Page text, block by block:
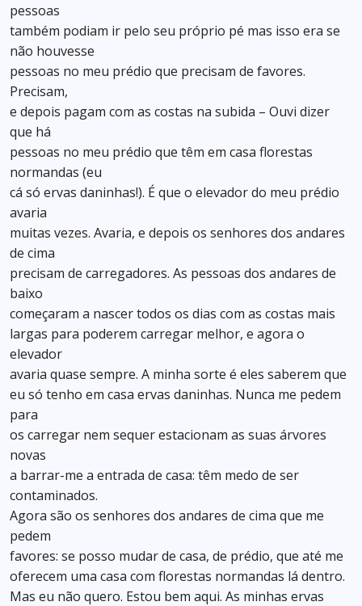
pessoas
também podiam ir pelo seu próprio pé mas isso era se
não houvesse
pessoas no meu prédio que precisam de favores.
Precisam,
e depois pagam com as costas na subida – Ouvi dizer
que há
pessoas no meu prédio que têm em casa florestas
normandas (eu
cá só ervas daninhas!). É que o elevador do meu prédio
avaria
muitas vezes. Avaria, e depois os senhores dos andares
de cima
precisam de carregadores. As pessoas dos andares de
baixo
começaram a nascer todos os dias com as costas mais
largas para poderem carregar melhor, e agora o
elevador
avaria quase sempre. A minha sorte é eles saberem que
eu só tenho em casa ervas daninhas. Nunca me pedem
para
os carregar nem sequer estacionam as suas árvores
novas
a barrar-me a entrada de casa: têm medo de ser
contaminados.
Agora são os senhores dos andares de cima que me
pedem
favores: se posso mudar de casa, de prédio, que até me
oferecem uma casa com florestas normandas lá dentro.
Mas eu não quero. Estou bem aqui. As minhas ervas